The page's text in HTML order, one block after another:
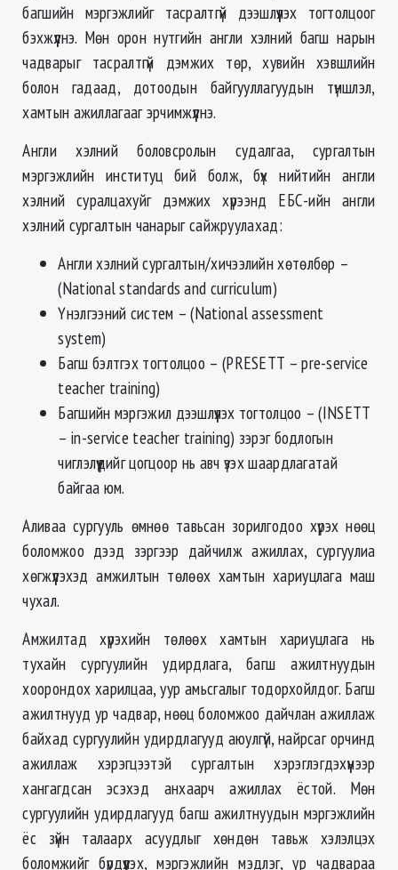
багшийн мэргэжлийг тасралтгүй дээшлүүлэх тогтолцоог
бэхжүүлнэ. Мөн орон нутгийн англи хэлний багш нарын
чадварыг тасралтгүй дэмжих төр, хувийн хэвшлийн
болон гадаад, дотоодын байгууллагуудын түншлэл,
хамтын ажиллагааг эрчимжүүлнэ.
Англи хэлний боловсролын судалгаа, сургалтын
мэргэжлийн институц бий болж, бүх нийтийн англи
хэлний суралцахуйг дэмжих хүрээнд ЕБС-ийн англи
хэлний сургалтын чанарыг сайжруулахад:
Англи хэлний сургалтын/хичээлийн хөтөлбөр –
(National standards and curriculum)
Үнэлгээний систем – (National assessment
system)
Багш бэлтгэх тогтолцоо – (PRESETT – pre-service
teacher training)
Багшийн мэргэжил дээшлүүлэх тогтолцоо – (INSETT
– in-service teacher training) зэрэг бодлогын
чиглэлүүдийг цогцоор нь авч үзэх шаардлагатай
байгаа юм.
Аливаа сургууль өмнөө тавьсан зорилгодоо хүрэх нөөц
боломжоо дээд зэргээр дайчилж ажиллах, сургуулиа
хөгжүүлэхэд амжилтын төлөөх хамтын хариуцлага маш
чухал.
Амжилтад хүрэхийн төлөөх хамтын хариуцлага нь
тухайн сургуулийн удирдлага, багш ажилтнуудын
хоорондох харилцаа, уур амьсгалыг тодорхойлдог. Багш
ажилтнууд ур чадвар, нөөц боломжоо дайчлан ажиллаж
байхад сургуулийн удирдлагууд аюулгүй, найрсаг орчинд
ажиллаж хэрэгцээтэй сургалтын хэрэглэгдэхүүнээр
хангагдсан эсэхэд анхаарч ажиллах ёстой. Мөн
сургуулийн удирдлагууд багш ажилтнуудын мэргэжлийн
ёс зүйн талаарх асуудлыг хөндөн тавьж хэлэлцэх
боломжийг бүрдүүлэх, мэргэжлийн мэдлэг, ур чадвараа